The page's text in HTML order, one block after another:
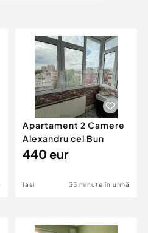
Apartament 2 Camere
Alexandru cel Bun
440 eur
Iasi 35 minute în urmă